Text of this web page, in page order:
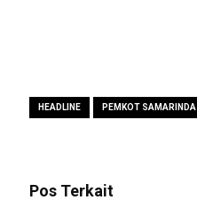
HEADLINE PEMKOT SAMARINDA
Pos Terkait